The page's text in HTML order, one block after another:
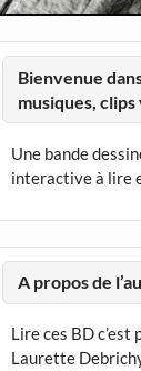
Bienvenue
musiques, clips
Une bande
interactive à lire
A propos de
Lire ces BD
Laurette